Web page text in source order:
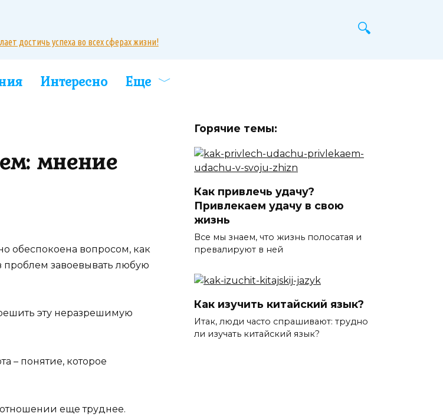
достичь успеха во всех сферах жизни!
Интересно Еще
мнение
обеспокоена вопросом, как
проблем завоевывать любую
эту неразрешимую
– понятие, которое
еще труднее.
Горячие темы:
Как привлечь удачу?
Привлекаем удачу в свою
жизнь
Все мы знаем, что жизнь полосатая и
превалируют в ней
Как изучить китайский язык?
Итак, люди часто спрашивают: трудно
ли изучать китайский язык?